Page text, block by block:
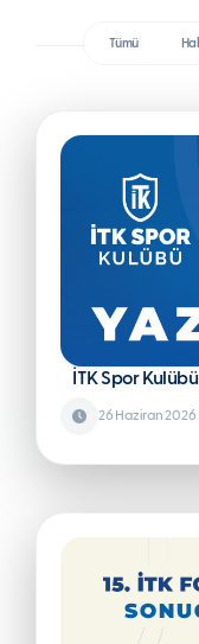
Tümü
İTK Spor
26 Haziran 2026